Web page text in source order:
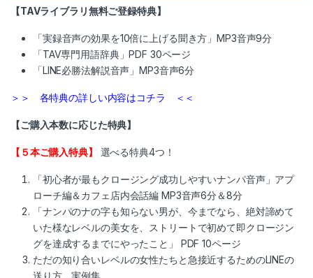
【TAVライブラリ無料ご登録特典】
「実録音声の効果を10倍に上げる聞き方」MP3音声9分
「TAV専門用語辞典」PDF 30ページ
「LINE必勝法解説音声」MP3音声6分
＞＞ 各特典の詳しい内容はコチラ ＜＜
【ご購入本数に応じた特典】
【５本ご購入特典】 選べる特典4つ！
「初心者が最もクロージング成功しやすいナンパ音声」アプ
ローチ編＆カフェ店内会話編 MP3音声6分＆8分
「ナンパのナの字も知らない男が、今までなら、絶対諦めて
いた様なレベルの美女を、ストリートで初めて即クロージン
グを達成するまでにやったこと」 PDF 10ページ
ただの知り合いレベルの女性たちと急接近するためのLINEの
送り方、実例集